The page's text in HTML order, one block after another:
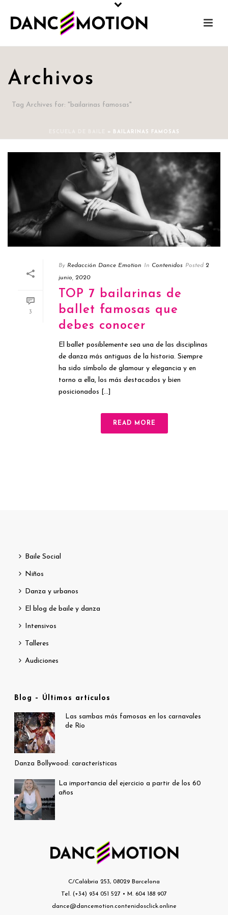
Archivos
Tag Archives for: "bailarinas famosas"
» BAILARINAS FAMOSAS
3
By Redacción Dance Emotion In Contenidos Posted 2
junio, 2020
TOP 7 bailarinas de
ballet famosas que
debes conocer
El ballet posiblemente sea una de las disciplinas
de danza más antiguas de la historia. Siempre
ha sido símbolo de glamour y elegancia y en
torno a ella, los más destacados y bien
posicionados [...]
READ MORE
Baile Social
Niños
Danza y urbanos
El blog de baile y danza
Intensivos
Talleres
Audiciones
Blog – Últimos artículos
Las sambas más famosas en los carnavales
de Río
Danza Bollywood: características
La importancia del ejercicio a partir de los 60
años
C/Calàbria 253, 08029 Barcelona
Tel. (+34) 934 051 527 • M. 604 188 907
dance@dancemotion.contenidosclick.online